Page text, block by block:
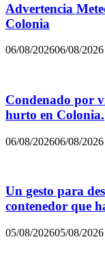
Advertencia
Colonia
06/08/202606/08/2026
Condenado por
hurto en Colonia.
06/08/202606/08/2026
Un gesto para
contenedor que
05/08/202605/08/2026